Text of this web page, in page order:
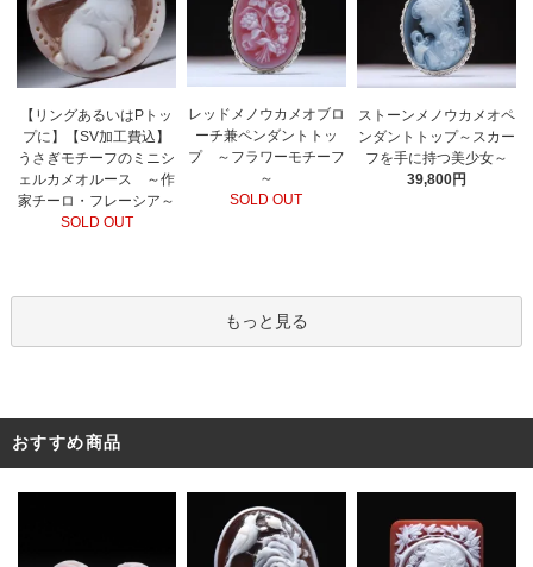
【リングあるいはPトッ
プに】【SV加工費込】
うさぎモチーフのミニシ
ェルカメオルース ～作
家チーロ・フレーシア～
SOLD OUT
レッドメノウカメオブロ
ーチ兼ペンダントトッ
プ ～フラワーモチーフ
～
SOLD OUT
ストーンメノウカメオペ
ンダントトップ～スカー
フを手に持つ美少女～
39,800円
もっと見る
おすすめ商品